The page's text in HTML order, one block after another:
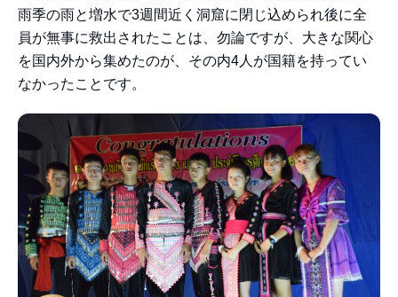
雨季の雨と増水で3週間近く洞窟に閉じ込められ後に全
員が無事に救出されたことは、勿論ですが、大きな関心
を国内外から集めたのが、その内4人が国籍を持ってい
なかったことです。